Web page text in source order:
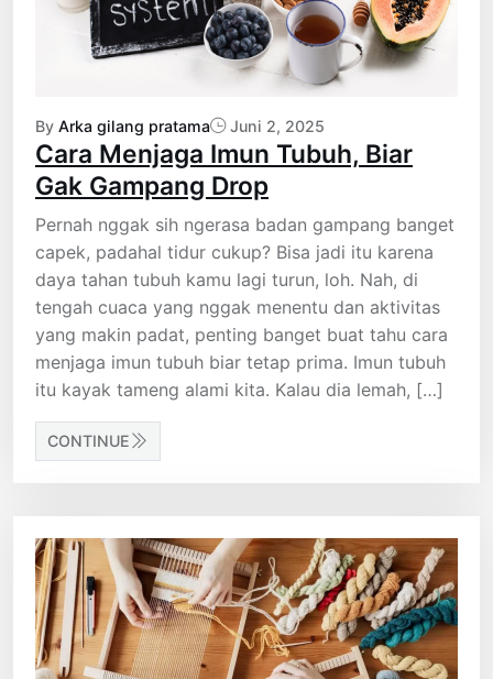
By Arka gilang pratama Juni 2, 2025
Cara Menjaga Imun Tubuh, Biar
Gak Gampang Drop
Pernah nggak sih ngerasa badan gampang banget
capek, padahal tidur cukup? Bisa jadi itu karena
daya tahan tubuh kamu lagi turun, loh. Nah, di
tengah cuaca yang nggak menentu dan aktivitas
yang makin padat, penting banget buat tahu cara
menjaga imun tubuh biar tetap prima. Imun tubuh
itu kayak tameng alami kita. Kalau dia lemah, […]
CONTINUE